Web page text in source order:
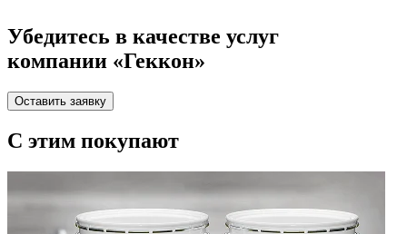
Убедитесь в качестве услуг
компании «Геккон»
Оставить заявку
C этим покупают